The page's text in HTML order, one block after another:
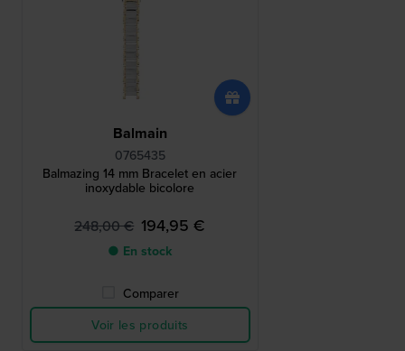
Balmain
0765435
Balmazing 14 mm Bracelet en acier
inoxydable bicolore
248,00 € 194,95 €
● En stock
Comparer
Voir les produits